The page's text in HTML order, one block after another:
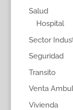
Salud
Hospital
Sector
Seguridad
Transito
Venta
Vivienda